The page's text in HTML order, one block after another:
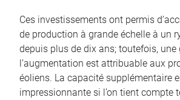
Ces investissements ont permis
de production à grande échelle à un
depuis plus de dix ans; toutefois, une
l’augmentation est attribuable aux
éoliens. La capacité supplémentaire
impressionnante si l’on tient compte